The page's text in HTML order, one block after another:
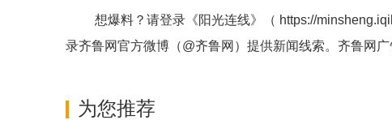
想爆料？请登录《阳光连线》（ https://
录齐鲁网官方微博（@齐鲁网 ）提供新闻线索。齐鲁网
为您推荐